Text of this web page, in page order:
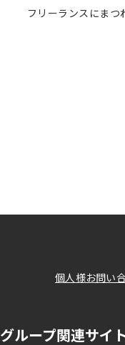
フリーランスにま
個人様お問い
ループ関連サイ